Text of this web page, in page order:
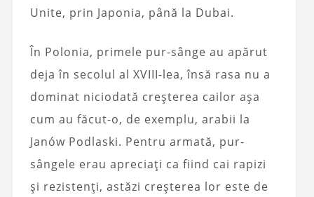
Unite, prin Japonia, până la Dubai.
În Polonia, primele pur-sânge au apărut
deja în secolul al XVIII-lea, însă rasa nu a
dominat niciodată creșterea cailor așa
cum au făcut-o, de exemplu, arabii la
Janów Podlaski. Pentru armată, pur-
sângele erau apreciați ca fiind cai rapizi
și rezistenți, astăzi creșterea lor este de